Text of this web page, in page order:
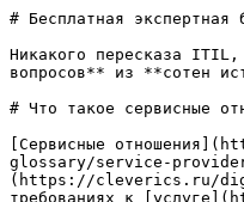
# Бесплатная экспертная
Никакого пересказа ITIL,
вопросов** из **сотен
# Что такое сервисные
[Сервисные
glossary/service-
(https://cleverics.ru/
требованиях к